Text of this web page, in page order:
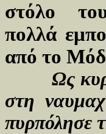
στόλο
πολλά
από το
Ως
στη
πυρπόλησε